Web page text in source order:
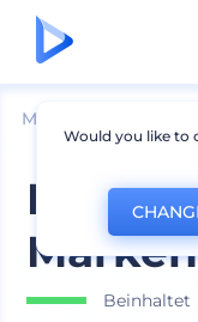
Mockups
Beinhaltet
Would you like to